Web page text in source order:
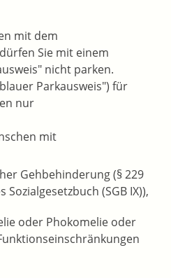
mit dem
Sie mit einem
nicht parken.
Parkausweis") für
nur
mit
Gehbehinderung (§ 229
Sozialgesetzbuch (SGB IX)),
oder Phokomelie oder